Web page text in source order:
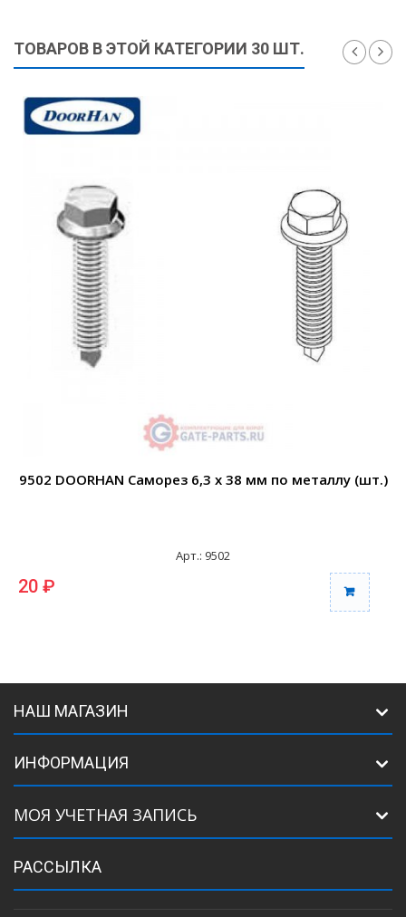
ТОВАРОВ В ЭТОЙ КАТЕГОРИИ 30 ШТ.
9502 DOORHAN Саморез 6,3 х 38 мм по металлу (шт.)
Арт.: 9502
20 ₽
НАШ МАГАЗИН
ИНФОРМАЦИЯ
МОЯ УЧЕТНАЯ ЗАПИСЬ
РАССЫЛКА